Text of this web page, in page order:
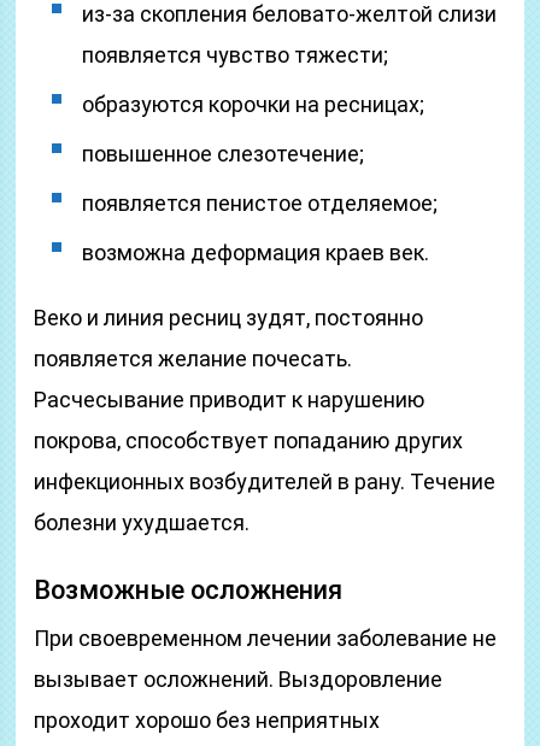
из-за скопления беловато-желтой слизи
появляется чувство тяжести;
образуются корочки на ресницах;
повышенное слезотечение;
появляется пенистое отделяемое;
возможна деформация краев век.
Веко и линия ресниц зудят, постоянно
появляется желание почесать.
Расчесывание приводит к нарушению
покрова, способствует попаданию других
инфекционных возбудителей в рану. Течение
болезни ухудшается.
Возможные осложнения
При своевременном лечении заболевание не
вызывает осложнений. Выздоровление
проходит хорошо без неприятных